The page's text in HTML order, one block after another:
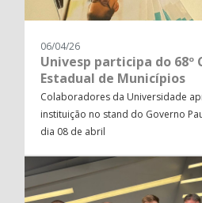
06/04/26
Univesp participa do 68º
Estadual de Municípios
Colaboradores da Universidade
instituição no stand do Governo
dia 08 de abril